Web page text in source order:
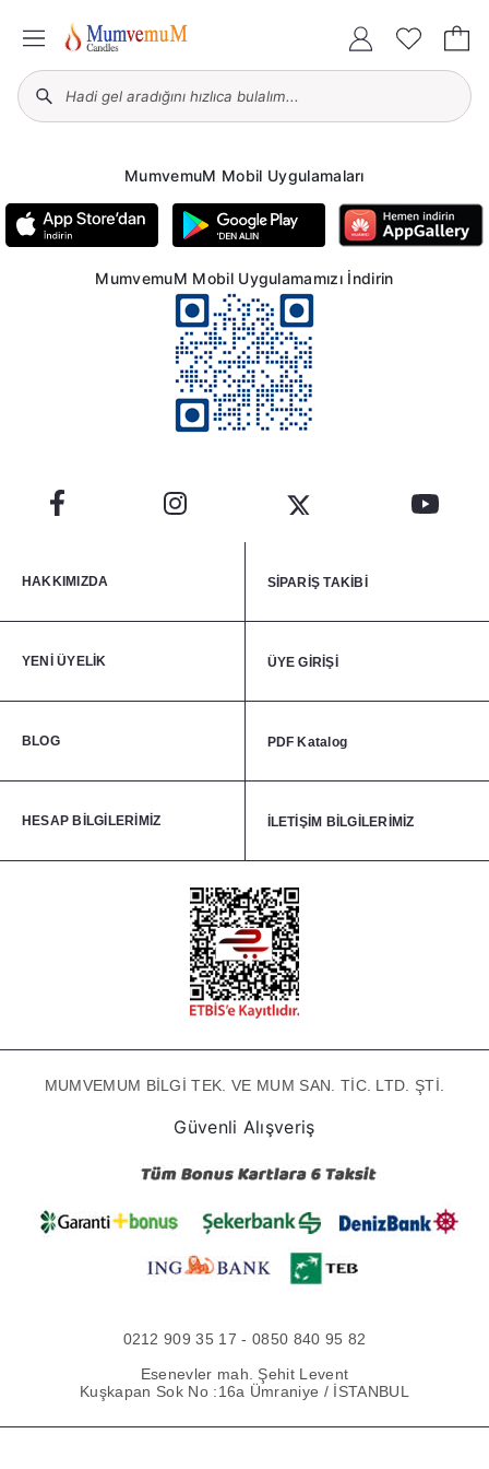
MumvemuM Mobil Uygulamaları
MumvemuM Mobil Uygulamamızı İndirin
HAKKIMIZDA SİPARİŞ TAKİBİ
YENİ ÜYELİK ÜYE GİRİŞİ
BLOG PDF Katalog
HESAP BİLGİLERİMİZ İLETİŞİM BİLGİLERİMİZ
MUMVEMUM BİLGİ TEK. VE MUM SAN. TİC. LTD. ŞTİ.
Güvenli Alışveriş
0212 909 35 17 - 0850 840 95 82
Esenevler mah. Şehit Levent
Kuşkapan Sok No :16a Ümraniye / İSTANBUL